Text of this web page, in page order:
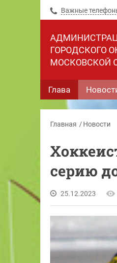
Важные
ГОРОДСКОГО
МОСКОВСКОЙ
Глава
Главная Новости
серию
25.12.2023